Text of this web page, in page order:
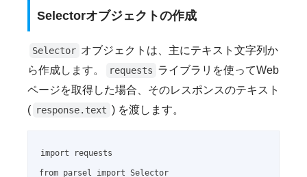
Selectorオブジェクトの作成
Selector オブジェクトは、主にテキスト文字列か
ら作成します。
requests ライブラリを使ってWeb
ページを取得した場合、そのレスポンスのテキスト
( response.text ) を渡します。
import requests
from parsel import Selector